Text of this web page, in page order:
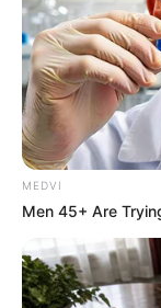
Bollywood’s
BRAINBERRIES
MEDVI
Men 45+ Are